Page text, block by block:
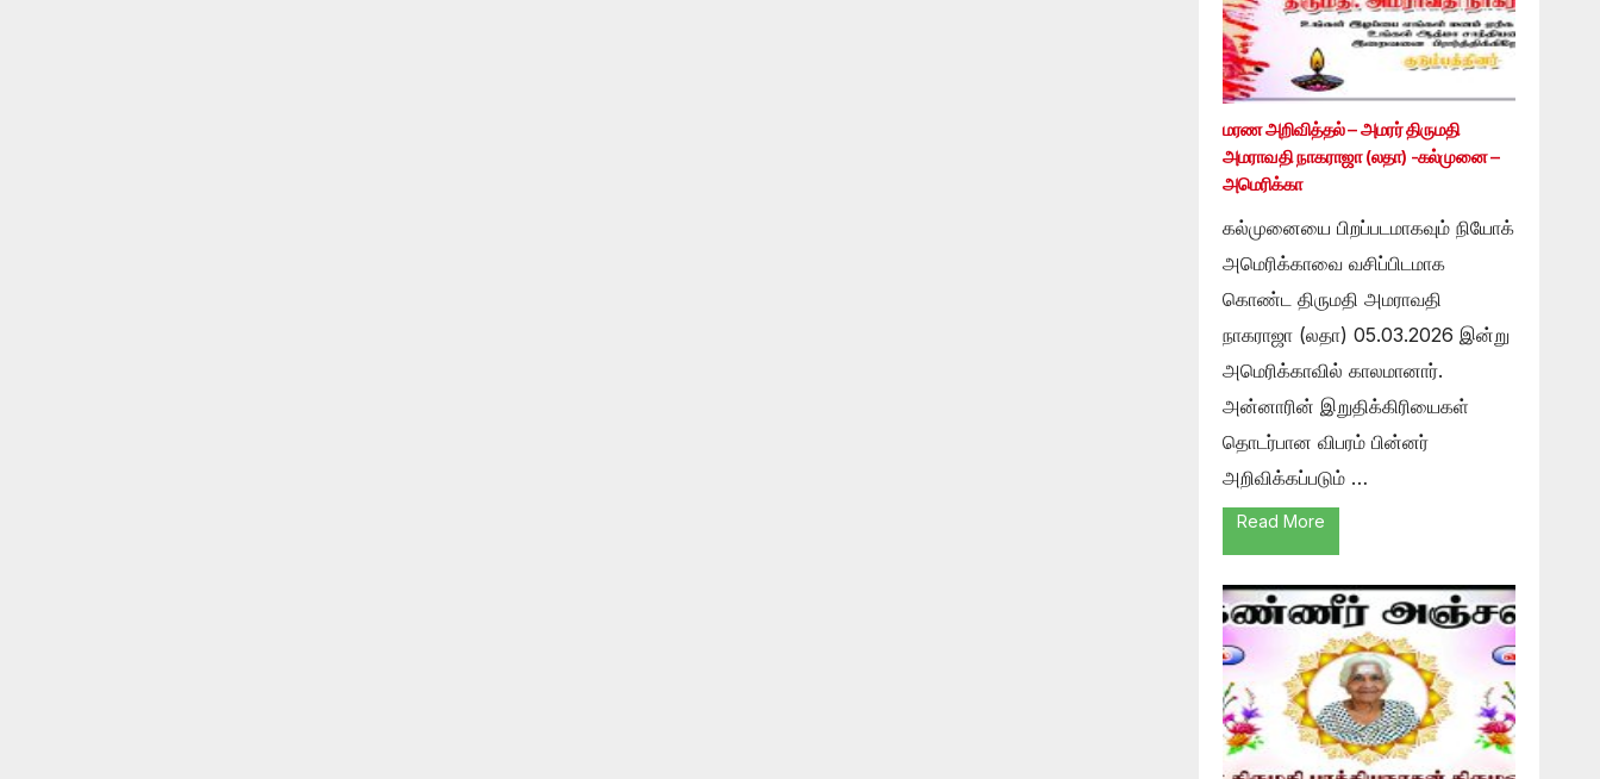
மரண அறிவித்தல் – அமரர் திருமதி
அமராவதி நாகராஜா (லதா) -கல்முனை –
அமெரிக்கா
கல்முனையை பிறப்படமாகவும் நியோக்
அமெரிக்காவை வசிப்பிடமாக
கொண்ட திருமதி அமராவதி
நாகராஜா (லதா) 05.03.2026 இன்று
அமெரிக்காவில் காலமானார்.
அன்னாரின் இறுதிக்கிரியைகள்
தொடர்பான விபரம் பின்னர்
அறிவிக்கப்படும் …
Read More